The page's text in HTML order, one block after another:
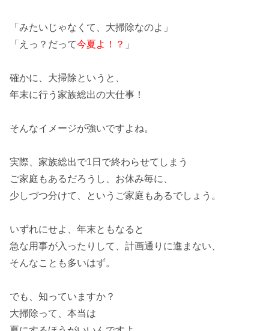
「みたいじゃなくて、 大掃除なのよ」
「えっ？だって今夏よ！？ 」
確かに、大掃除というと、
年末に行う家族総出の大仕事！
そんなイメージが強いですよね。
実際、家族総出で1日で終わらせてしまう
ご家庭もあるだろうし、お休み毎に、
少しづつ分けて、というご家庭もあるでしょう。
いずれにせよ、年末ともなると
急な用事が入ったりして、計画通りに進まない、
そんなことも多いはず。
でも、知っていますか？
大掃除って、本当は